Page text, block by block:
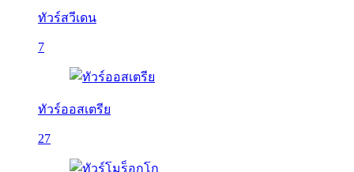
ทัวร์สวีเดน
7
ทัวร์ออสเตรีย
27